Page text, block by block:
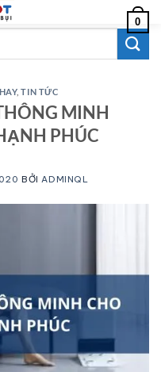
0
,TIN TỨC
MINH
PHÚC
BỞI ADMINQL